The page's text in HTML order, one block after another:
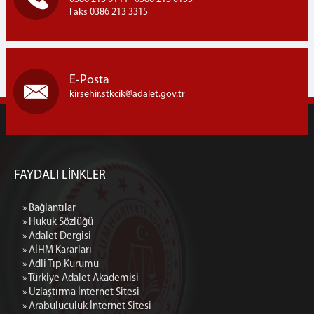
Faks 0386 213 3315
E-Posta
kirsehir.stkcik adalet.gov.tr
FAYDALI LİNKLER
» Bağlantılar
» Hukuk Sözlüğü
» Adalet Dergisi
» AİHM Kararları
» Adli Tıp Kurumu
» Türkiye Adalet Akademisi
» Uzlaştırma İnternet Sitesi
» Arabuluculuk İnternet Sitesi